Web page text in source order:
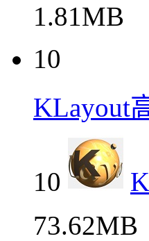
1.81MB
10
KLayout
10
73.62MB